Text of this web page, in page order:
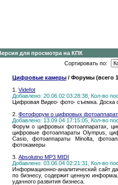
для просмотра на КПК
Сортировать по:
Цифровые камеры / Форумы (всего
1. Videfot
Добавлено: 20.06.02 03:28:38, Кол-во
Цифровая Видео- фото- съемка. Доска
2. Фотофорум о цифровых
Добавлено: 13.09.04 17:15:05, Кол-во
Форум о цифровых фотоаппаратах,
цифровые фотоаппараты Olympus,
Casio, фотоаппараты Minolta,
фотокамеры
3. Absolutno MP3 MIDI
Добавлено: 03.06.04 02:21:31, Кол-во
Информационно-аналитический сайт
по бизнесу, содержит ценную
удачного развития бизнеса.